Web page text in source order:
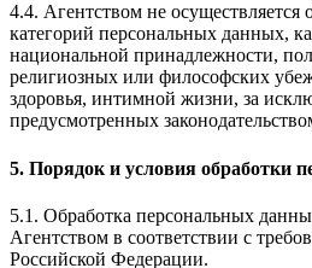
4.4. Агентством не осуществляется
категорий персональных данных,
национальной принадлежности,
религиозных или философских
здоровья, интимной жизни, за
предусмотренных
5. Порядок и условия обработки
5.1. Обработка персональных
Агентством в соответствии с
Российской Федерации.